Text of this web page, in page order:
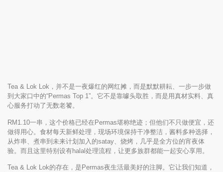
Tea & Lok Lok，并不是一夜爆红的网红摊，而是默默耕耘、一步一步做
到大家口中的“Permas Top 1”。它不是靠噱头取胜，而是用真材实料、真
心服务打动了无数老饕。
RM1.10一串，这个价格已经在Permas堪称绝迹；但他们不只做便宜，还
做得用心。食材每天新鲜处理，现场环境保持干净整洁，酱料多种选择，
从炸串、煮串到未来计划加入的satay、烧烤，几乎是全方位的宵夜体
验。而且这里特别设有halal处理流程，让更多族群都能一起安心享用。
Tea & Lok Lok的存在，是Permas夜生活最美好的注脚。它让我们知道，